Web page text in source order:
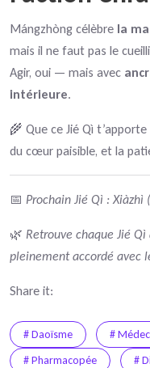
Mángzhòng célèbre la
mais il ne faut pas le
Agir, oui — mais avec
intérieure.
🌾 Que ce Jié Qì
du cœur paisible, et la
📅 Prochain Jié Qì : Xiàzhì
🌿 Retrouve chaque Jié
pleinement accordé avec
Share it:
# Daoïsme #
# Pharmacopée
#